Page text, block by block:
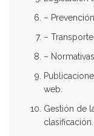
–
–
–
web.
Gestión de